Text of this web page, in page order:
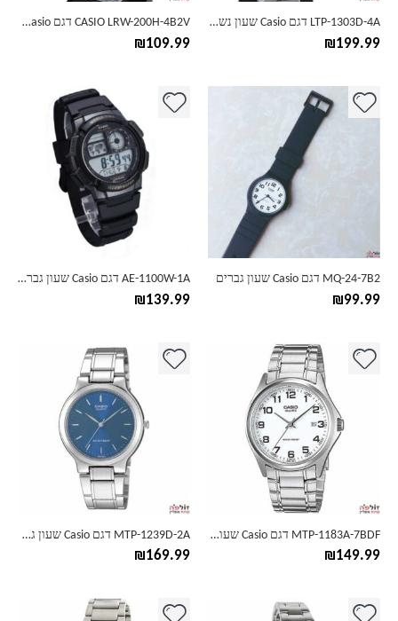
LTP-1303D-4A דגם Casio שעון נשים
₪199.99
CASIO LRW-200H-4B2V דגם Casio שעון ילדים
₪109.99
MQ-24-7B2 דגם Casio שעון גברים
₪99.99
AE-1100W-1A דגם Casio שעון גברים
₪139.99
MTP-1183A-7BDF דגם Casio שעון גברים
₪149.99
MTP-1239D-2A דגם Casio שעון גברים
₪169.99